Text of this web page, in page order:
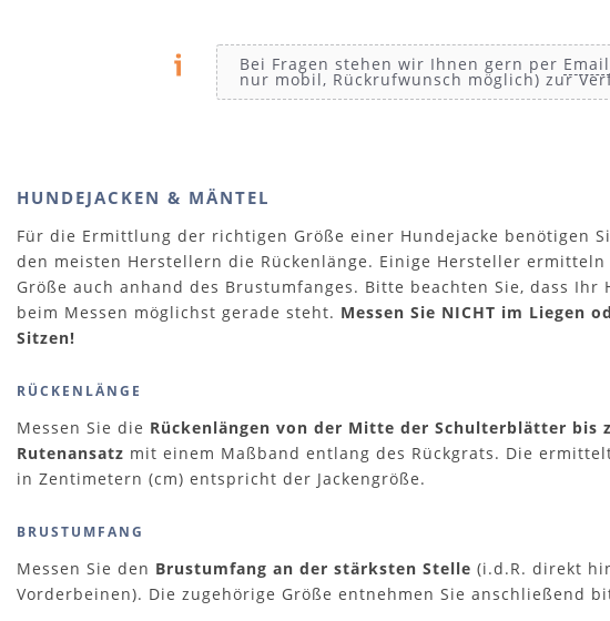
Bei Fragen stehen wir Ihnen gern per Email
nur mobil, Rückrufwunsch möglich) zur
HUNDEJACKEN & MÄNTEL
Für die Ermittlung der richtigen Größe einer Hundejacke benötigen
den meisten Herstellern die Rückenlänge. Einige Hersteller ermitteln
Größe auch anhand des Brustumfanges. Bitte beachten Sie, dass Ihr
beim Messen möglichst gerade steht. Messen Sie NICHT im Liegen
Sitzen!
RÜCKENLÄNGE
Messen Sie die Rückenlängen von der Mitte der Schulterblätter bis
Rutenansatz mit einem Maßband entlang des Rückgrats. Die
in Zentimetern (cm) entspricht der Jackengröße.
BRUSTUMFANG
Messen Sie den Brustumfang an der stärksten Stelle (i.d.R. direkt
Vorderbeinen). Die zugehörige Größe entnehmen Sie anschließend